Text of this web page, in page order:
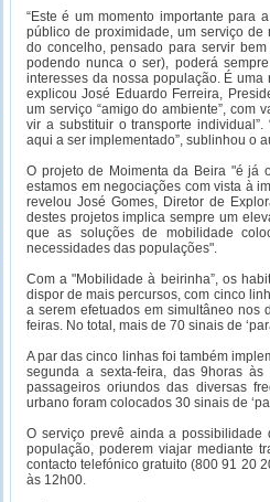
“Este é um momento importante para
público de proximidade, um serviço de
do concelho, pensado para servir
podendo nunca o ser), poderá
interesses da nossa população. É
explicou José Eduardo Ferreira,
um serviço “amigo do ambiente”, com
vir a substituir o transporte
aqui a ser implementado”, sublinhou o
O projeto de Moimenta da Beira "é já
estamos em negociações com vista à
revelou José Gomes, Diretor de
destes projetos implica sempre um
que as soluções de mobilidade
necessidades das populações".
Com a "Mobilidade à beirinha”, os
dispor de mais percursos, com cinco
a serem efetuados em simultâneo nos
feiras. No total, mais de 70 sinais de
A par das cinco linhas foi também
segunda a sexta-feira, das 9horas
passageiros oriundos das diversas
urbano foram colocados 30 sinais de
O serviço prevê ainda a
população, poderem viajar mediante
contacto telefónico gratuito (800 91 20
às 12h00.